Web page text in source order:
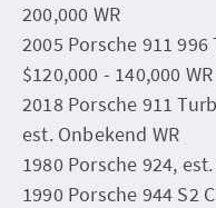
200,000 WR
2005 Porsche 911
$120,000 - 140,000 WR
2018 Porsche 911
est. Onbekend WR
1980 Porsche 924,
1990 Porsche 944 S2